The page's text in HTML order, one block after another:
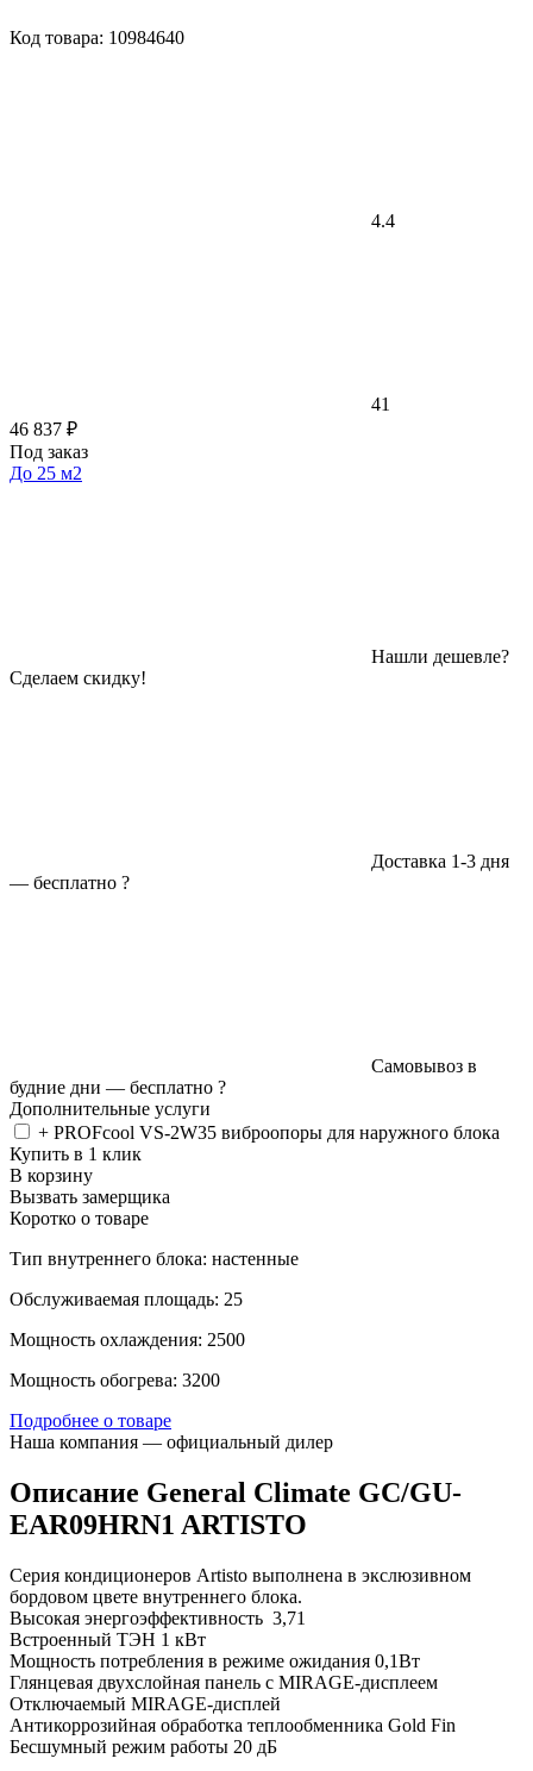
Код товара: 10984640
4.4
41
46 837 ₽
Под заказ
До 25 м2
Нашли дешевле?
Сделаем скидку!
Доставка 1-3 дня
— бесплатно ?
Самовывоз в
будние дни — бесплатно ?
Дополнительные услуги
+ PROFcool VS-2W35 виброопоры для наружного блока
Купить в 1 клик
В корзину
Вызвать замерщика
Коротко о товаре
Тип внутреннего блока: настенные
Обслуживаемая площадь: 25
Мощность охлаждения: 2500
Мощность обогрева: 3200
Подробнее о товаре
Наша компания — официальный дилер
Описание General Climate GC/GU-
EAR09HRN1 ARTISTO
Серия кондиционеров Artisto выполнена в экслюзивном
бордовом цвете внутреннего блока.
Высокая энергоэффективность 3,71
Встроенный ТЭН 1 кВт
Мощность потребления в режиме ожидания 0,1Вт
Глянцевая двухслойная панель с MIRAGE-дисплеем
Отключаемый MIRAGE-дисплей
Антикоррозийная обработка теплообменника Gold Fin
Бесшумный режим работы 20 дБ